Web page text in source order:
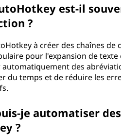
est-il
?
à créer des chaînes
pour l'expansion de
des
du temps et de réduire les
je automatiser
?